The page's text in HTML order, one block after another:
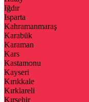
Iğdır
Isparta
Kahramanmaraş
Karabük
Karaman
Kars
Kastamonu
Kayseri
Kırıkkale
Kırklareli
Kırşehir